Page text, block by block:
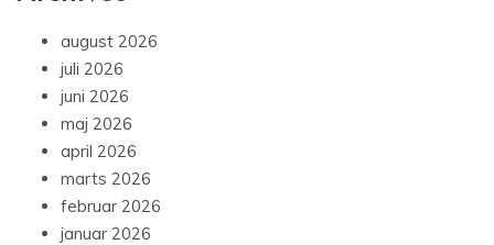
august 2026
juli 2026
juni 2026
maj 2026
april 2026
marts 2026
februar 2026
januar 2026